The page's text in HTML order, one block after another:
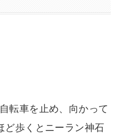
転車を止め、向かって
ど歩くとニーラン神石